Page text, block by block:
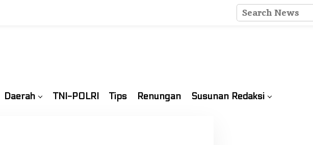
Daerah TNI-POLRI Tips Renungan Susunan Redaksi